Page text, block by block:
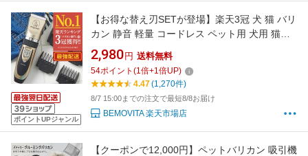
ポイントUPジャンル
【お得な替え刃SETが登場】楽天3冠 犬 猫 バリ
カン 静音 軽量 コードレス ペット用 犬用 猫用
替え刃 切れ味抜群 セルフ トリミング トイプー
ドル 充電式 うさぎ トリマー 1年保証 お手入れ
水洗い ペットバリカン 3mm 6mm 9mm 12mm
2,980 円 送料無料
54ポイント (1倍+1倍UP)
4.47(1,270件)
8/7 15:00までの注文で最短8/8お届け
BEMOVITA 楽天市場店
【クーポンで12,000円】ペットバリカン 吸引機